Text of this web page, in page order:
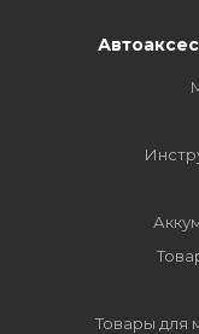
Товары для